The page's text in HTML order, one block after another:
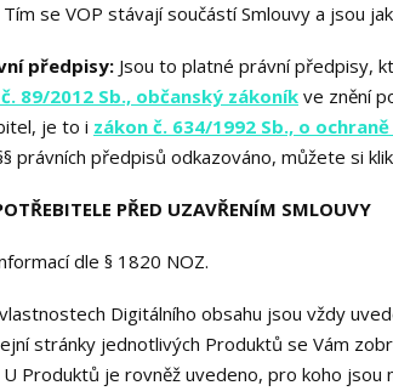
se VOP stávají součástí Smlouvy a jsou
předpisy: Jsou to platné právní předpisy,
89/2012 Sb., občanský zákoník ve znění
je to i zákon č. 634/1992 Sb., o
právních předpisů odkazováno, můžete si
PŘED UZAVŘENÍM SMLOUVY
dle § 1820 NOZ.
Digitálního obsahu jsou vždy
stránky jednotlivých Produktů se Vám
Produktů je rovněž uvedeno, pro koho